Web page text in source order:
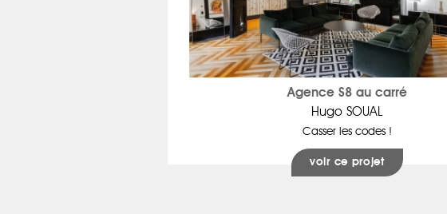
Agence S8 au carré
Hugo SOUAL
Casser les codes !
voir ce projet